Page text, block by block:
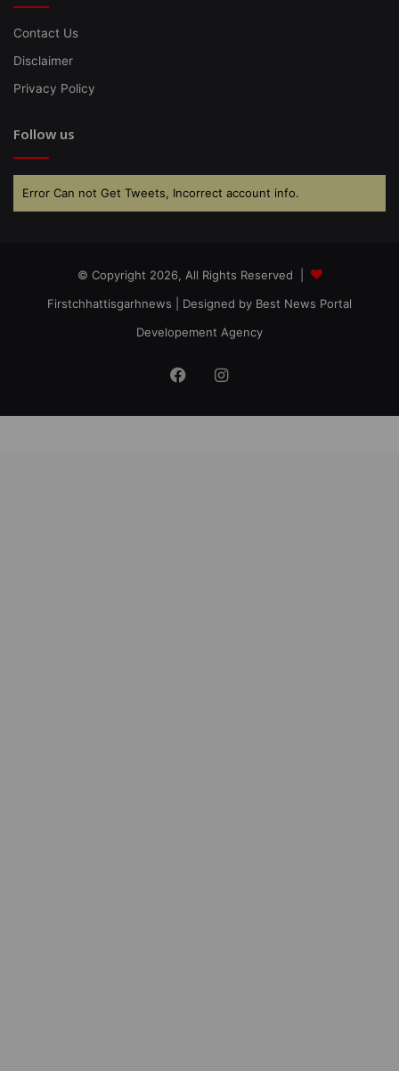
Contact Us
Disclaimer
Privacy Policy
Follow us
Error Can not Get Tweets, Incorrect account info.
© Copyright 2026, All Rights Reserved |
Firstchhattisgarhnews | Designed by Best News Portal
Developement Agency
FacebookInstagram